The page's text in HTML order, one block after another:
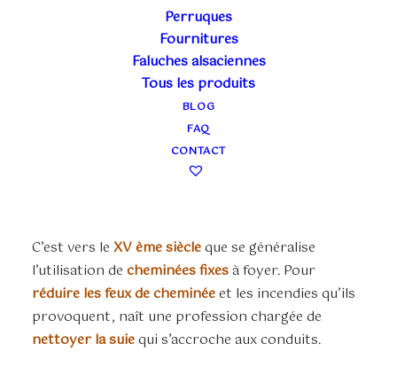
Perruques
Fournitures
Faluches alsaciennes
Tous les produits
BLOG
FAQ
CONTACT
Si vous souhaitez louer un
costume de petit
ramoneur, et que vous êtes trop pressé pour lire
HISTOIRE DE
C’est vers le XV ème siècleque se généralise
l’utilisation de cheminées fixesà foyer. Pour
réduire les feux de cheminéeet les incendies qu’ils
provoquent, naît une profession chargée de
nettoyer la suiequi s’accroche aux conduits.